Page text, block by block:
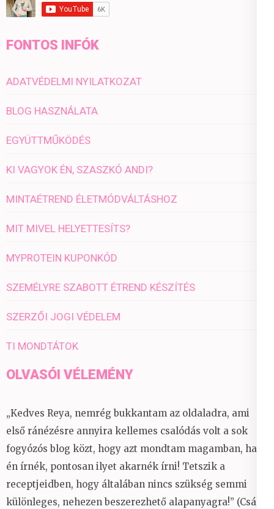
FONTOS INFÓK
ADATVÉDELMI NYILATKOZAT
BLOG HASZNÁLATA
EGYÜTTMŰKÖDÉS
KI VAGYOK ÉN, SZASZKÓ ANDI?
MINTAÉTREND ÉLETMÓDVÁLTÁSHOZ
MIT MIVEL HELYETTESÍTS?
MYPROTEIN KUPONKÓD
SZEMÉLYRE SZABOTT ÉTREND KÉSZÍTÉS
SZERZŐI JOGI VÉDELEM
TI MONDTÁTOK
OLVASÓI VÉLEMÉNY
„Kedves Reya, nemrég bukkantam az oldaladra, ami
első ránézésre annyira kellemes csalódás volt a sok
fogyózós blog közt, hogy azt mondtam magamban, ha
én írnék, pontosan ilyet akarnék írni! Tetszik a
receptjeidben, hogy általában nincs szükség semmi
különleges, nehezen beszerezhető alapanyagra!” (Csáky